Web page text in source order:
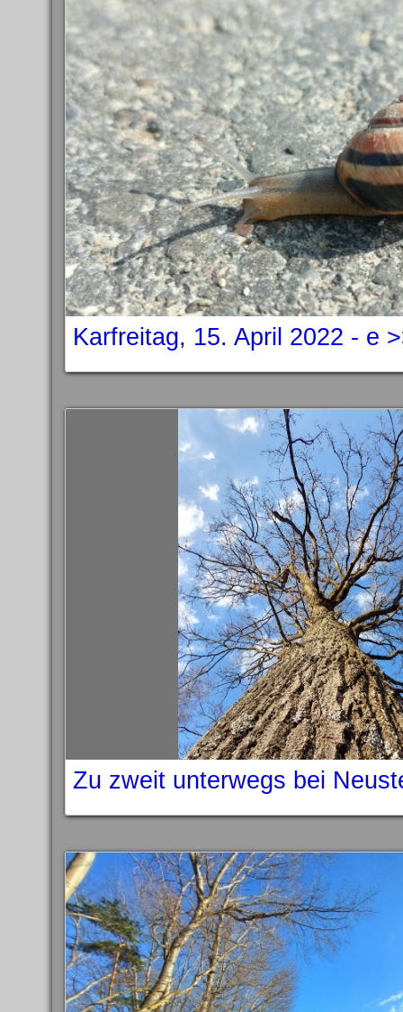
Karfreitag, 15. April 2022 - e
Zu zweit unterwegs bei